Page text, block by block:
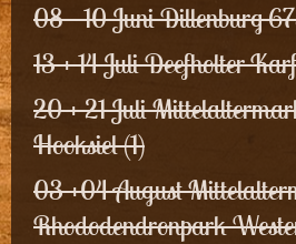
08 - 10 Juni Dillenburg
13 + 14 Juli Deefholter
20 + 21 Juli
Hooksiel (1)
03 +04 August
Rhododendronpark